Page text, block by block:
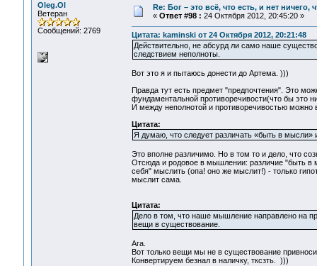
Oleg.Ol
Ветеран
Сообщений: 2769
Re: Бог – это всё, что есть, и нет
« Ответ #98 : 24 Октября 2012, 20:45:20 »
Цитата: kaminski от 24 Октября 2012, 20:21:48
Действительно, не абсурд ли само наше
следствием неполноты.
Вот это я и пытаюсь донести до Артема. )))
Правда тут есть предмет "предпочтения". Это
фундаментальной противоречивости(что бы это
И между неполнотой и противоречивостью можно
Цитата:
Я думаю, что следует различать «быть в мысли»
Это вполне различимо. Но в том то и дело, что
Отсюда и родовое в мышлении: различие "быть в
себя" мыслить (опа! оно же мыслит!) - только
мыслит сама.
Цитата:
Дело в том, что наше мышление направлено на
вещи в существование.
Ага.
Вот только вещи мы не в существование
Конвертируем безнал в наличку, тксзть. )))